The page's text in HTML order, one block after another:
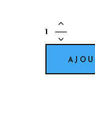
DUOTONE
-
FREE